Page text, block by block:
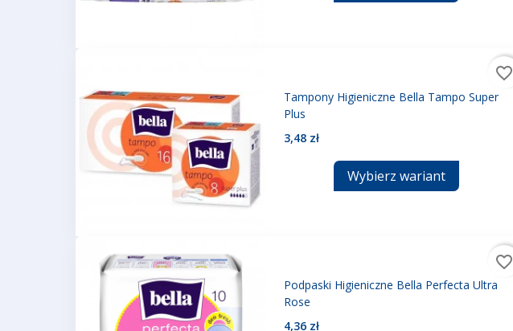
Tampony Higieniczne Bella Tampo Super
Plus
3,48 zł
Wybierz wariant
favorite_border
Podpaski Higieniczne Bella Perfecta Ultra
Rose
4,36 zł
favorite_border